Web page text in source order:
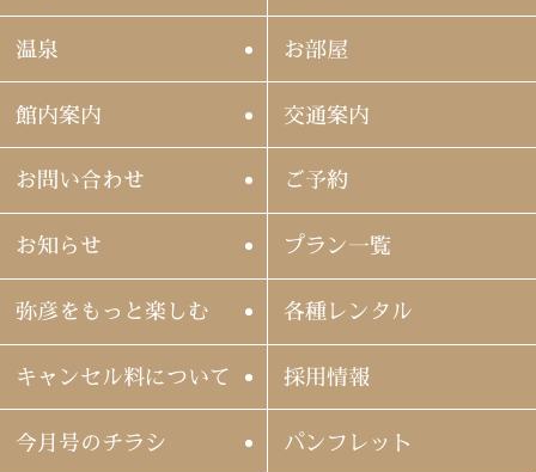
温泉 お部屋
館内案内 交通案内
お問い合わせ ご予約
お知らせ プラン一覧
弥彦をもっと楽しむ 各種レンタル
キャンセル料について 採用情報
今月号のチラシ パンフレット